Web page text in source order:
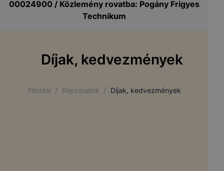
00024900 / Közlemény rovatba: Pogány Frigyes
Technikum
Díjak, kedvezmények
Főoldal / Képzéseink / Díjak, kedvezmények